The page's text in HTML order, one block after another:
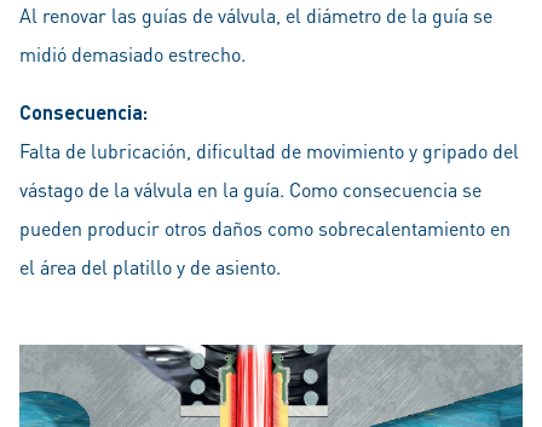
Al renovar las guías de válvula, el diámetro de la guía se
midió demasiado estrecho.
Consecuencia:
Falta de lubricación, dificultad de movimiento y gripado del
vástago de la válvula en la guía. Como consecuencia se
pueden producir otros daños como sobrecalentamiento en
el área del platillo y de asiento.